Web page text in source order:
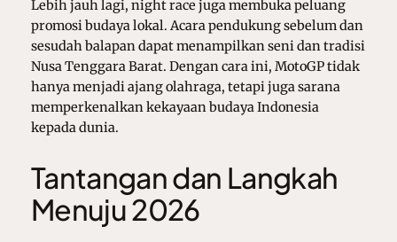
Lebih jauh lagi, night race juga membuka peluang
promosi budaya lokal. Acara pendukung sebelum dan
sesudah balapan dapat menampilkan seni dan tradisi
Nusa Tenggara Barat. Dengan cara ini, MotoGP tidak
hanya menjadi ajang olahraga, tetapi juga sarana
memperkenalkan kekayaan budaya Indonesia
kepada dunia.
Tantangan dan Langkah
Menuju 2026